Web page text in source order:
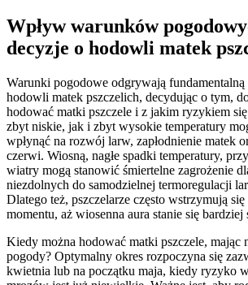
Wpływ warunków
decyzje o hodowli matek
Warunki pogodowe odgrywają
hodowli matek pszczelich, decydując o tym,
hodować matki pszczele i z jakim ryzykiem
zbyt niskie, jak i zbyt wysokie temperatury
wpłynąć na rozwój larw, zapłodnienie matek
czerwi. Wiosną, nagłe spadki temperatury,
wiatry mogą stanowić śmiertelne zagrożenie
niezdolnych do samodzielnej termoregulacji
Dlatego też, pszczelarze często wstrzymują
momentu, aż wiosenna aura stanie się bardziej
Kiedy można hodować matki pszczele, mając
pogody? Optymalny okres rozpoczyna się
kwietnia lub na początku maja, kiedy ryzyko